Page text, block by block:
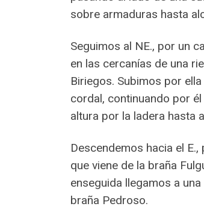
sobre armaduras hasta
Seguimos al NE., por un
en las cercanías de una
Biriegos. Subimos por
cordal, continuando por
altura por la ladera hasta
Descendemos hacia el
que viene de la braña
enseguida llegamos a
braña Pedroso.